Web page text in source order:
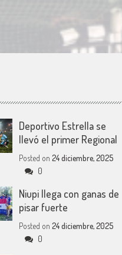
Deportivo Estrella se
llevó el primer Regional
Posted on 24 diciembre, 2025
0
Niupi llega con ganas de
pisar fuerte
Posted on 24 diciembre, 2025
0